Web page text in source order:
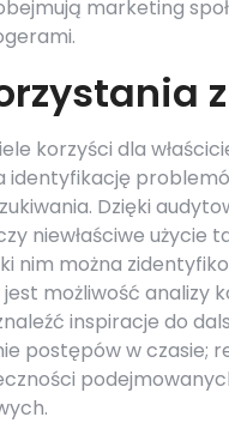
marketing
korzyści dla
identyfikację
Dzięki
niewłaściwe
nim można
możliwość analizy
inspiracje do
postępów w czasie;